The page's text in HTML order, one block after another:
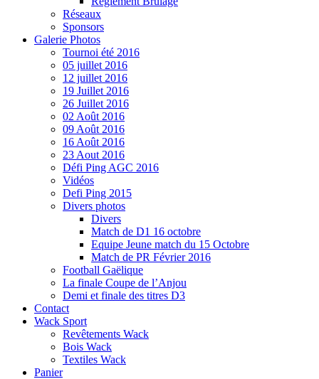
Réseaux
Sponsors
Galerie Photos
Tournoi été 2016
05 juillet 2016
12 juillet 2016
19 Juillet 2016
26 Juillet 2016
02 Août 2016
09 Août 2016
16 Août 2016
23 Aout 2016
Défi Ping AGC 2016
Vidéos
Defi Ping 2015
Divers photos
Divers
Match de D1 16 octobre
Equipe Jeune match du 15 Octobre
Match de PR Février 2016
Football Gaëlique
La finale Coupe de l’Anjou
Demi et finale des titres D3
Contact
Wack Sport
Revêtements Wack
Bois Wack
Textiles Wack
Panier